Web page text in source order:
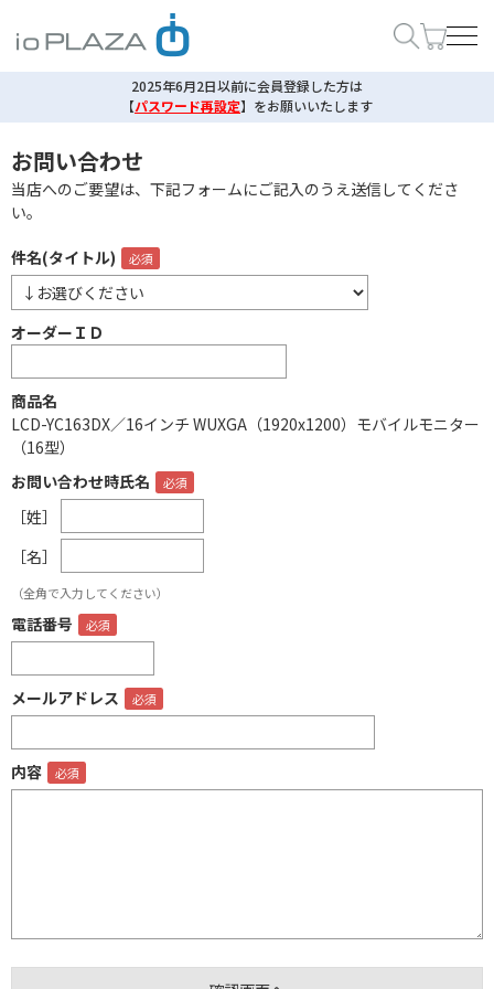
2025年6月2日以前に会員登録した方は
【パスワード再設定】 をお願いいたします
お問い合わせ
当店へのご要望は、下記フォームにご記入のうえ送信してくださ
い。
件名(タイトル)
オーダーＩＤ
商品名
LCD-YC163DX／16インチ WUXGA（1920x1200）モバイルモニター
（16型）
お問い合わせ時氏名
［姓］
［名］
（全角で入力してください）
電話番号
メールアドレス
内容